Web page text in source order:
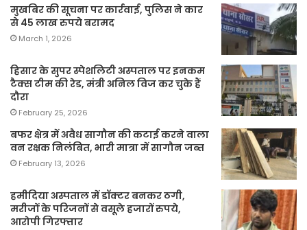
मुखबिर की सूचना पर कार्रवाई, पुलिस ने कार
से 45 लाख रुपये बरामद
March 1, 2026
हिसार के सुपर स्पेशलिटी अस्पताल पर इनकम
टैक्स टीम की रेड, मंत्री अनिल विज कर चुके हैं
दौरा
February 25, 2026
बफर क्षेत्र में अवैध सागौन की कटाई करने वाला
वन रक्षक निलंबित, भारी मात्रा में सागौन जब्त
February 13, 2026
हमीदिया अस्पताल में डॉक्टर बनकर ठगी,
मरीजों के परिजनों से वसूले हजारों रुपये,
आरोपी गिरफ्तार